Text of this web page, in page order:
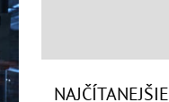
NAJČÍTANEJŠIE